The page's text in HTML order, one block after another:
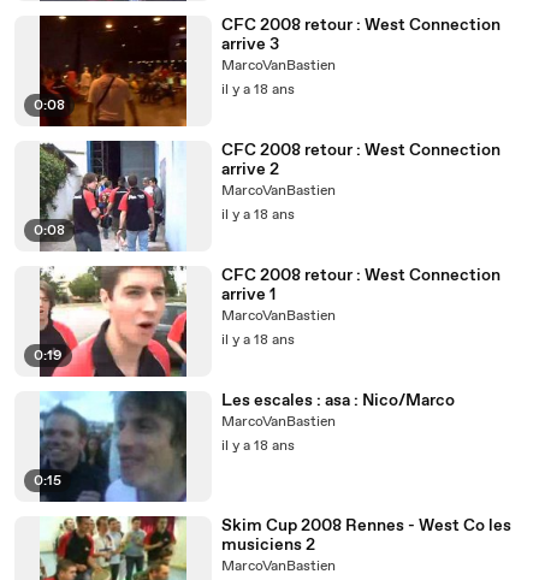
0:08
CFC 2008 retour : West Connection
arrive 3
MarcoVanBastien
il y a 18 ans
0:08
CFC 2008 retour : West Connection
arrive 2
MarcoVanBastien
il y a 18 ans
0:19
CFC 2008 retour : West Connection
arrive 1
MarcoVanBastien
il y a 18 ans
0:15
Les escales : asa : Nico/Marco
MarcoVanBastien
il y a 18 ans
Skim Cup 2008 Rennes - West Co les
musiciens 2
MarcoVanBastien